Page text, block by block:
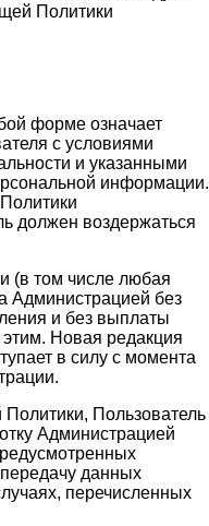
Политики
форме означает
с условиями
и указанными
информации.
должен воздержаться
(в том числе любая
Администрацией без
и без выплаты
Новая редакция
в силу с момента
Пользователь
Администрацией
данных
перечисленных